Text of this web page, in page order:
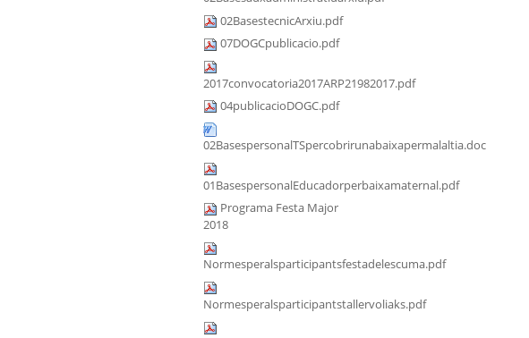
02BasestecnicArxiu.pdf
07DOGCpublicacio.pdf
2017convocatoria2017ARP21982017.pdf
04publicacioDOGC.pdf
02BasespersonalTSpercobrirunabaixapermalaltia.doc
01BasespersonalEducadorperbaixamaternal.pdf
Programa Festa Major
2018
Normesperalsparticipantsfestadelescuma.pdf
Normesperalsparticipantstallervoliaks.pdf